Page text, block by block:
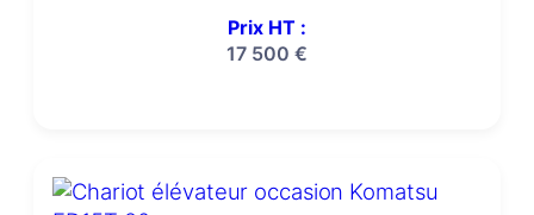
Prix HT :
17 500 €